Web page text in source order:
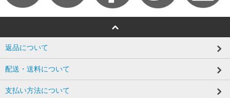
返品について
配送・送料について
支払い方法について